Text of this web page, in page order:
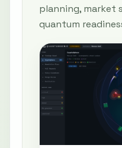
planning, market
quantum